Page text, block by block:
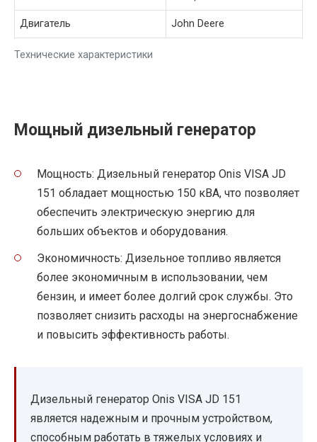
Технические характеристики
Двигатель John Deere
Мощный дизельный генератор
Мощность: Дизельный генератор Onis VISA JD
151 обладает мощностью 150 кВА, что позволяет
обеспечить электрическую энергию для
больших объектов и оборудования.
Экономичность: Дизельное топливо является
более экономичным в использовании, чем
бензин, и имеет более долгий срок службы. Это
позволяет снизить расходы на энергоснабжение
и повысить эффективность работы.
Дизельный генератор Onis VISA JD 151
является надежным и прочным устройством,
способным работать в тяжелых условиях и